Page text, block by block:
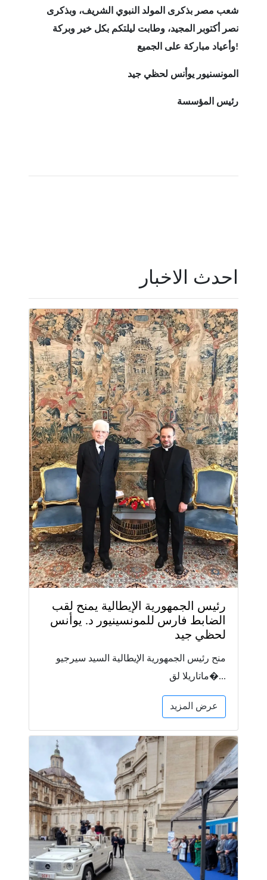
شعب مصر بذكرى المولد النبوي الشريف، وبذكرى
نصر أكتوبر المجيد، وطابت ليلتكم بكل خير وبركة
وأعياد مباركة على الجميع!
المونسنيور يوأنس لحظي جيد
رئيس المؤسسة
احدث الاخبار
رئيس الجمهورية الإيطالية يمنح لقب
الضابط فارس للمونسينيور د. يوأنس
لحظي جيد
منح رئيس الجمهورية الإيطالية السيد سيرجيو
ماتاريلا لق�...
عرض المزيد